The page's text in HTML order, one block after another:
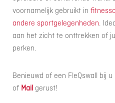
voornamelijk gebruikt in
andere sportgelegenheden.
aan het zicht te onttrekken of
perken.
Benieuwd of een FleQswall bij
of Mail gerust!